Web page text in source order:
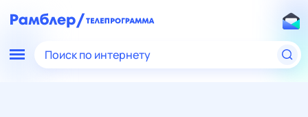
Поиск по интернету